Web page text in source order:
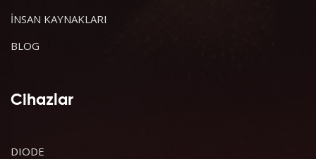
İNSAN KAYNAKLARI
BLOG
Cihazlar
DIODE